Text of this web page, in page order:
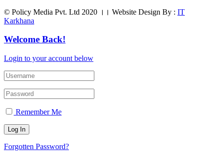
© Policy Media Pvt. Ltd 2020 ।। Website Design By : IT
Karkhana
Welcome Back!
Login to your account below
Remember Me
Forgotten Password?